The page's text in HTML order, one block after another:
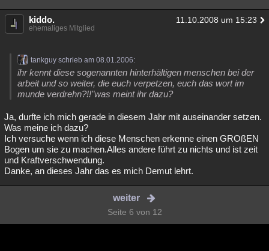
kiddo. 11.10.2008 um 15:23
ehemaliges Mitglied
tankguy schrieb am 08.01.2006:
ihr kennt diese sogenannten hinterhältigen menschen bei der
arbeit und so weiter, die euch verpetzen, euch das wort im
munde verdrehn?!!"was meint ihr dazu?
Ja, durfte ich mich gerade in diesem Jahr mit auseinander setzen.
Was meine ich dazu?
Ich versuche wenn ich diese Menschen erkenne einen GROßEN
Bogen um sie zu machen.Alles andere führt zu nichts und ist zeit
und Kraftverschwendung.
Danke, an dieses Jahr das es mich Demut lehrt.
weiter
Seite 6 von 12